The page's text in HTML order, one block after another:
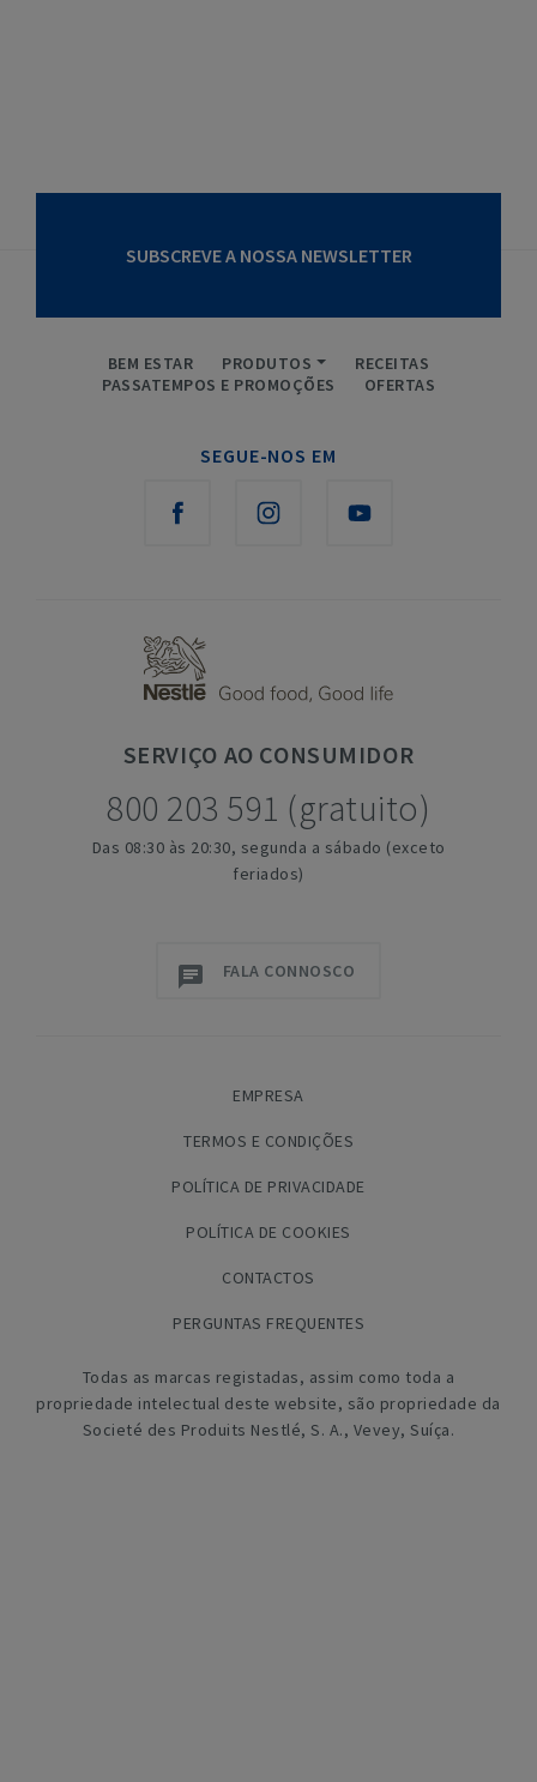
SUBSCREVE A NOSSA NEWSLETTER
BEM ESTAR PRODUTOS
RECEITAS
PASSATEMPOS E PROMOÇÕES
OFERTAS
SEGUE-NOS EM
SERVIÇO AO CONSUMIDOR
800 203 591 (gratuito)
Das 08:30 às 20:30, segunda a sábado (exceto
feriados)
FALA CONNOSCO
EMPRESA
TERMOS E CONDIÇÕES
POLÍTICA DE PRIVACIDADE
POLÍTICA DE COOKIES
CONTACTOS
PERGUNTAS FREQUENTES
Todas as marcas registadas, assim como toda a
propriedade intelectual deste website, são propriedade da
Societé des Produits Nestlé, S. A., Vevey, Suíça.